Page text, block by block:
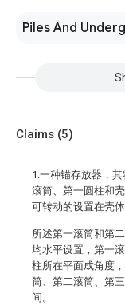
Piles And
Claims (5)
1.一种锚存放器，
滚筒、第一圆柱和
可转动的设置在壳体
所述第一滚筒和第
均水平设置，第一
柱所在平面成角度
筒、第二滚筒、第
间。